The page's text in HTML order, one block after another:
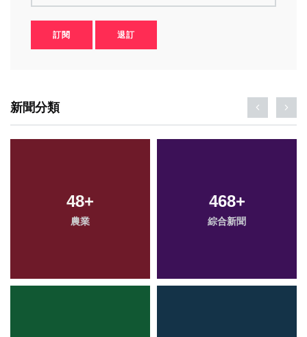
訂閱 退訂
新聞分類
48+
農業
468+
綜合新聞